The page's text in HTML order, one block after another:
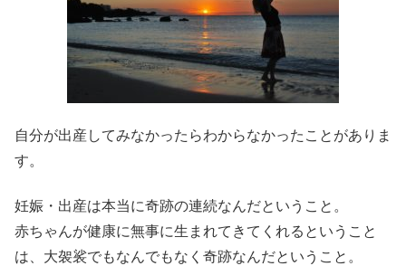
自分が出産してみなかったらわからなかったことがありま
す。
妊娠・出産は本当に奇跡の連続なんだということ。
赤ちゃんが健康に無事に生まれてきてくれるということ
は、大袈裟でもなんでもなく奇跡なんだということ。